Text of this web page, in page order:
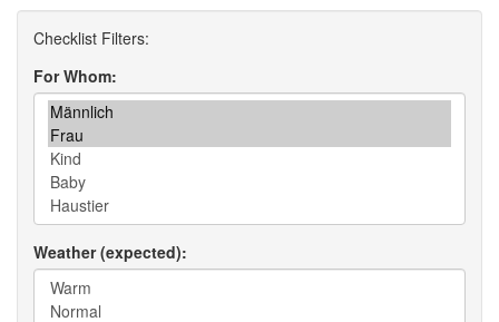
For Whom
Weather (expected)